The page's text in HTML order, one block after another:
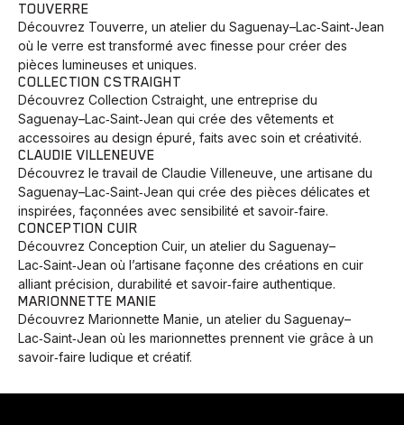
TOUVERRE
Découvrez Touverre, un atelier du Saguenay–Lac‑Saint‑Jean
où le verre est transformé avec finesse pour créer des
pièces lumineuses et uniques.
COLLECTION CSTRAIGHT
Découvrez Collection Cstraight, une entreprise du
Saguenay–Lac‑Saint‑Jean qui crée des vêtements et
accessoires au design épuré, faits avec soin et créativité.
CLAUDIE VILLENEUVE
Découvrez le travail de Claudie Villeneuve, une artisane du
Saguenay–Lac‑Saint‑Jean qui crée des pièces délicates et
inspirées, façonnées avec sensibilité et savoir‑faire.
CONCEPTION CUIR
Découvrez Conception Cuir, un atelier du Saguenay–
Lac‑Saint‑Jean où l’artisane façonne des créations en cuir
alliant précision, durabilité et savoir‑faire authentique.
MARIONNETTE MANIE
Découvrez Marionnette Manie, un atelier du Saguenay–
Lac‑Saint‑Jean où les marionnettes prennent vie grâce à un
savoir‑faire ludique et créatif.